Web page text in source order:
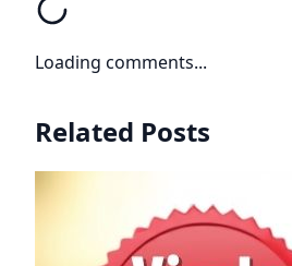
Loading comments...
Related Posts